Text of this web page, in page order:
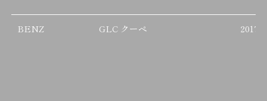
BENZ GLC クーペ 2017/